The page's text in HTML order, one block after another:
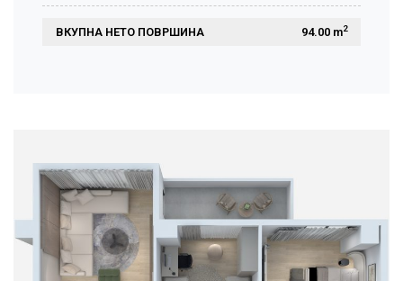
ВКУПНА НЕТО ПОВРШИНА 94.00 m2